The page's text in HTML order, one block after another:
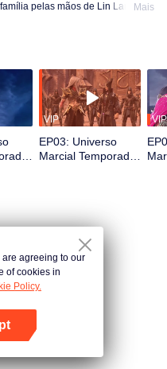
pelas mãos de Lin Langtian,
um destino além de sua
Mais
VIP
EP03: Universo
Marcial Temporada
VIP
S5
Temporada 1
are agreeing to our
of cookies in
Policy.